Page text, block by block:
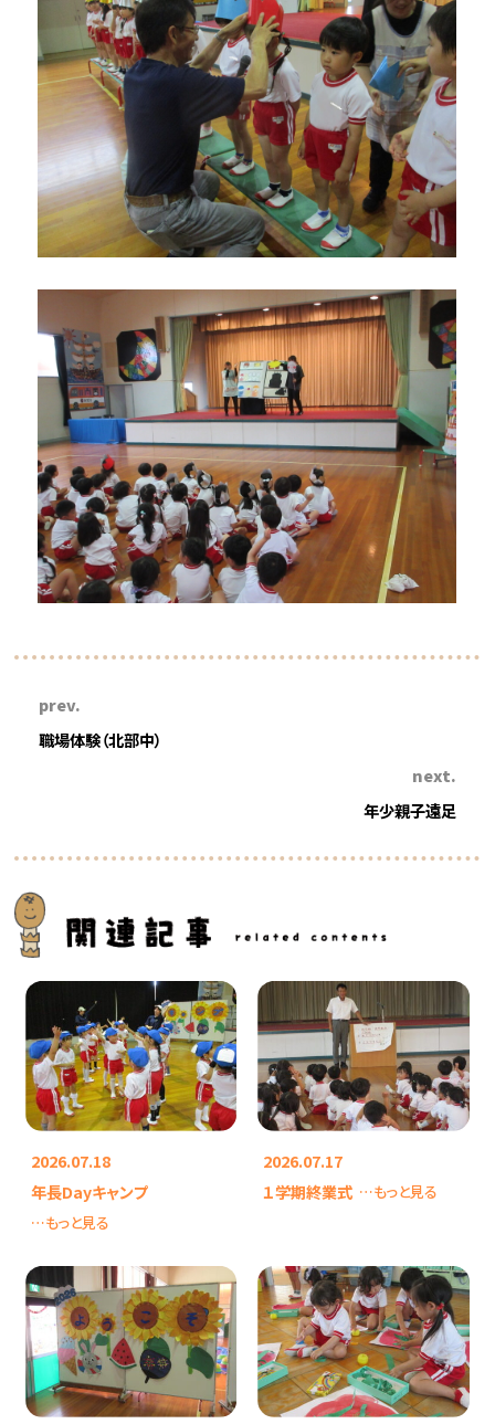
prev.
職場体験（北部中）
next.
年少親子遠足
2026.07.18
年長Dayキャンプ
…もっと見る
2026.07.17
１学期終業式 …もっと見る